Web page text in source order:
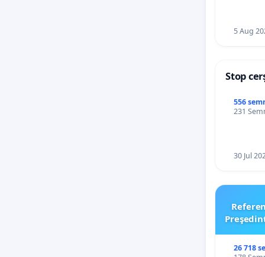
5 Aug
Stop
556
231
30 Jul
26 718